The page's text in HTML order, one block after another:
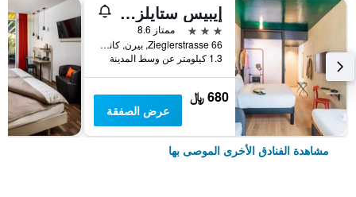
إيبيس ستايلز بيرن سيتي
3 نجوم
ممتاز 8.6
Zieglerstrasse 66, بيرن, كانتون برن, سويسرا
1.3 كيلومتر عن وسط المدينة
680 ﷼
عرض الصفقة
مشاهدة الفنادق الأخرى الموصى بها